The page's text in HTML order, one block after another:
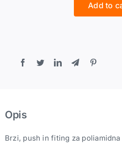
za
PA
Add to
Opis
Brzi, push in fiting za poliamidna